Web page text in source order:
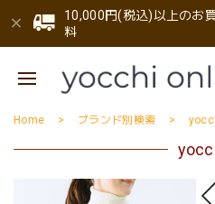
10,000円(税込)以上のお
料
Home ブランド別検索